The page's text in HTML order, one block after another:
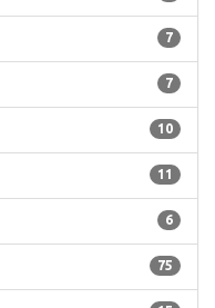
7
7
10
11
6
75